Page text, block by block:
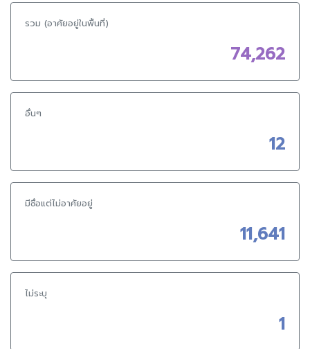
รวม (อาศัยอยู่ในพื้นที่)
74,262
อื่นๆ
12
มีชื่อแต่ไม่อาศัยอยู่
11,641
ไม่ระบุ
1